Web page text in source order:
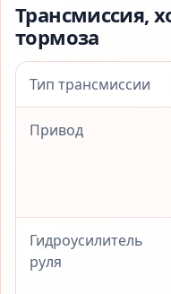
Трансмиссия,
тормоза
Тип трансмиссии
Привод
Гидроусилитель
руля